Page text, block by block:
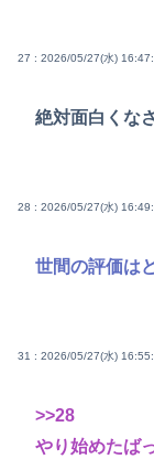
27 : 2026/05/27(水)
絶対面白くな
28 : 2026/05/27(水)
世間の評価は
31 : 2026/05/27(水)
>>28
やり始めたば